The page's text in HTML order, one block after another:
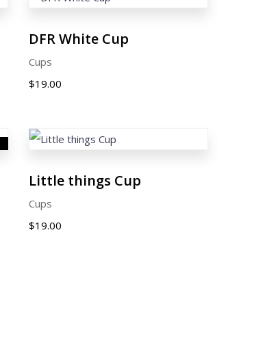
DFR White Cup
Cups
$19.00
Little things Cup
Cups
$19.00